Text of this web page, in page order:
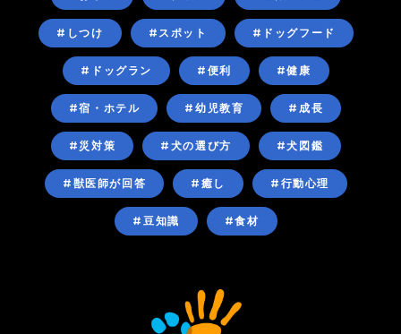
#しつけ #スポット #ドッグフード
#ドッグラン #便利 #健康
#宿・ホテル #幼児教育 #成長
#災対策 #犬の選び方 #犬図鑑
#獣医師が回答 #癒し #行動心理
#豆知識 #食材